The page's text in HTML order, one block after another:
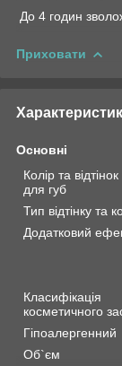
До 4 годин
Приховати
Основні
Колір та
для губ
Тип відтінку та
Додатковий
Класифікація
косметичного
Гіпоалергенний
Об`єм